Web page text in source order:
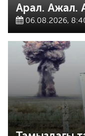
Арал. Ажал.
06.08.2026,